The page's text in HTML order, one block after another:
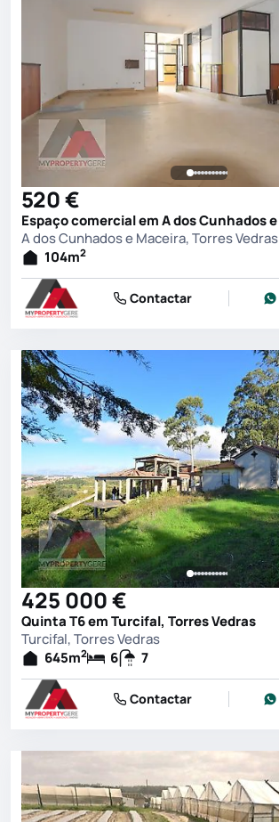
520 €
A dos Cunhados e Maceira, Torres Vedras
104m2
Contactar
425 000 €
Quinta T6 em Turcifal, Torres Vedras
Turcifal, Torres Vedras
645m2 6 7
Contactar